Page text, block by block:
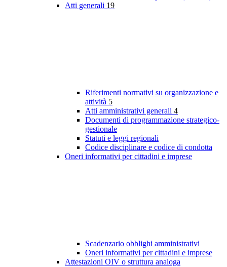
Atti generali 19
Riferimenti normativi su organizzazione e
attività 5
Atti amministrativi generali 4
Documenti di programmazione strategico-
gestionale
Statuti e leggi regionali
Codice disciplinare e codice di condotta
Oneri informativi per cittadini e imprese
Scadenzario obblighi amministrativi
Oneri informativi per cittadini e imprese
Attestazioni OIV o struttura analoga